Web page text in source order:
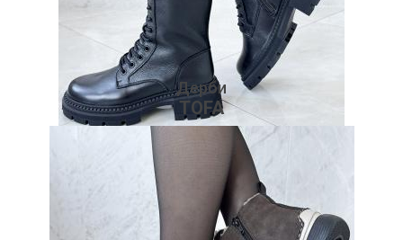
Дерби
TOFA
7 160 руб.
Подробнее